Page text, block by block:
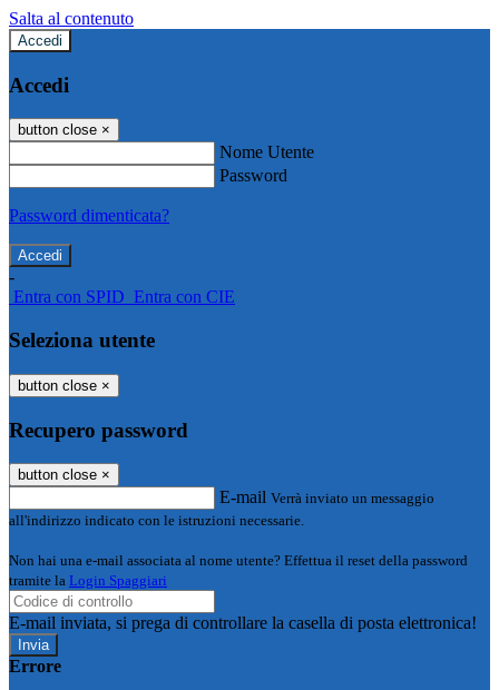
Salta al contenuto
Accedi
Accedi
button close ×
Nome Utente
Password
Password dimenticata?
-
Entra con SPID Entra con CIE
Seleziona utente
button close ×
Recupero password
button close ×
E-mail Verrà inviato un messaggio
all'indirizzo indicato con le istruzioni necessarie.
Non hai una e-mail associata al nome utente? Effettua il reset della password
tramite la Login Spaggiari
E-mail inviata, si prega di controllare la casella di posta elettronica!
Errore